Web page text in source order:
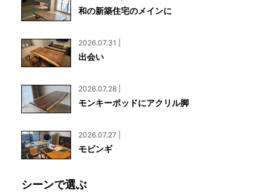
和の新築住宅のメインに
2026.07.31 |
出会い
2026.07.28 |
モンキーポッドにアクリル脚
2026.07.27 |
モビンギ
シーンで選ぶ